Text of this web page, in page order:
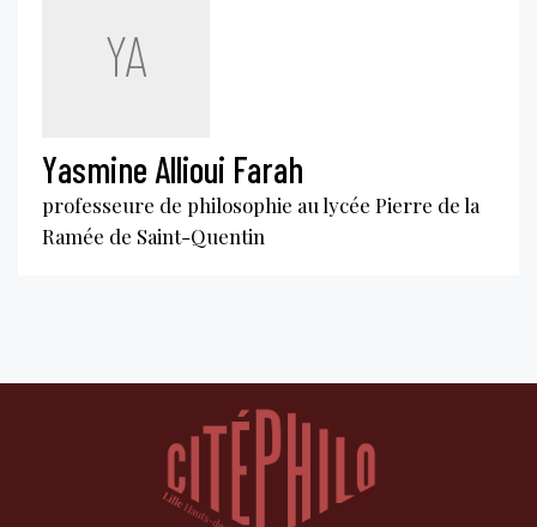
YA
Yasmine Allioui Farah
professeure de philosophie au lycée Pierre de la
Ramée de Saint-Quentin